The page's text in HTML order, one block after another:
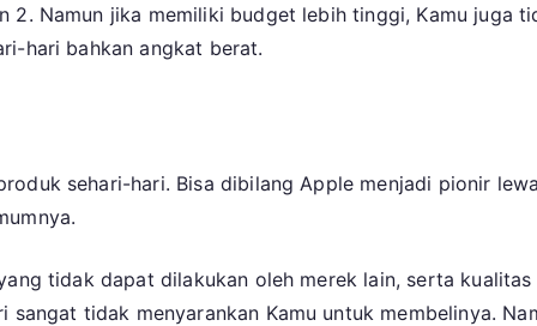
2. Namun jika memiliki budget lebih tinggi, Kamu juga
hari bahkan angkat berat.
sehari-hari. Bisa dibilang Apple menjadi pionir
tidak dapat dilakukan oleh merek lain, serta
tidak menyarankan Kamu untuk membelinya.